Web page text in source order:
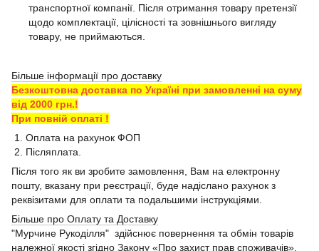
транспортної компанії. Після отримання товару претензії
щодо комплектації, цілісності та зовнішнього вигляду
товару, не приймаються.
Більше інформації про доставку
Безкоштовна доставка по Україні при замовленні на суму
від 2000 грн.!
При повній оплаті !
1. Оплата на рахунок ФОП
2. Післяплата.
Після того як ви зробите замовлення, Вам на електронну
пошту, вказану при реєстрації, буде надіслано рахунок з
реквізитами для оплати та подальшими інструкціями.
Більше про Оплату та Доставку
"Мурчине Рукоділля" здійснює повернення та обмін товарів
належної якості згідно Закону «Про захист прав споживачів».